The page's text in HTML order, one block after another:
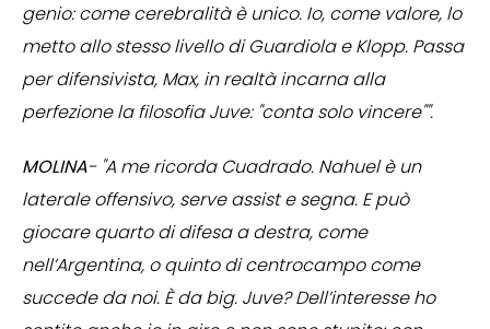
genio: come cerebralità è unico. Io, come valore, lo
metto allo stesso livello di Guardiola e Klopp. Passa
per difensivista, Max, in realtà incarna alla
perfezione la filosofia Juve: "conta solo vincere"".
MOLINA- "A me ricorda Cuadrado. Nahuel è un
laterale offensivo, serve assist e segna. E può
giocare quarto di difesa a destra, come
nell’Argentina, o quinto di centrocampo come
succede da noi. È da big. Juve? Dell’interesse ho